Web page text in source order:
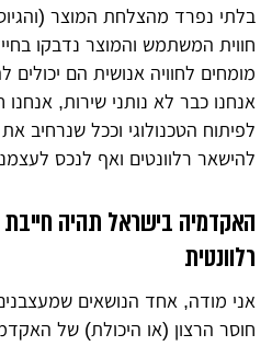
בלתי נפרד מהצלחת המוצר
חווית המשתמש והמוצר נדבקו
מומחים לחוויה אנושית הם יכולים
אנחנו כבר לא נותני שירות,
לפיתוח הטכנולוגי וככל שנרחיב
להישאר רלוונטים ואף לנכס
האקדמיה בישראל תהיה
רלוונטית
אני מודה, אחד הנושאים
חוסר הרצון (או היכולת) של